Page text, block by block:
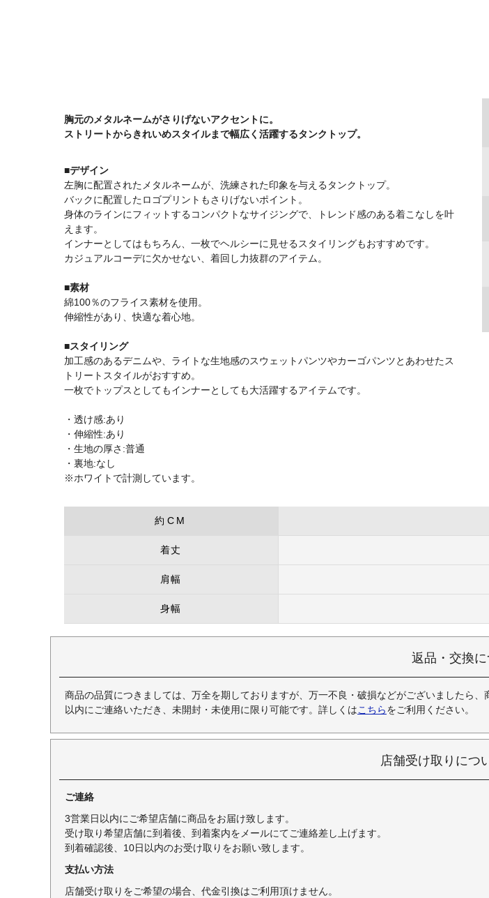
胸元のメタルネームがさりげないアクセントに。
ストリートからきれいめスタイルまで幅広く活躍するタンクトップ。
■デザイン
左胸に配置されたメタルネームが、洗練された印象を与えるタンクトップ。
バックに配置したロゴプリントもさりげないポイント。
身体のラインにフィットするコンパクトなサイジングで、トレンド感のある着こなしを叶
えます。
インナーとしてはもちろん、一枚でヘルシーに見せるスタイリングもおすすめです。
カジュアルコーデに欠かせない、着回し力抜群のアイテム。
■素材
綿100％のフライス素材を使用。
伸縮性があり、快適な着心地。
■スタイリング
加工感のあるデニムや、ライトな生地感のスウェットパンツやカーゴパンツとあわせたス
トリートスタイルがおすすめ。
一枚でトップスとしてもインナーとしても大活躍するアイテムです。
・透け感:あり
・伸縮性:あり
・生地の厚さ:普通
・裏地:なし
※ホワイトで計測しています。
約CM
着丈
肩幅
身幅
返品・交換に
商品の品質につきましては、万全を期しておりますが、万一不良・破損などがございましたら
以内にご連絡いただき、未開封・未使用に限り可能です。詳しくはこちらをご利用ください。
店舗受け取りにつ
ご連絡
3営業日以内にご希望店舗に商品をお届け致します。
受け取り希望店舗に到着後、到着案内をメールにてご連絡差し上げます。
到着確認後、10日以内のお受け取りをお願い致します。
支払い方法
店舗受け取りをご希望の場合、代金引換はご利用頂けません。